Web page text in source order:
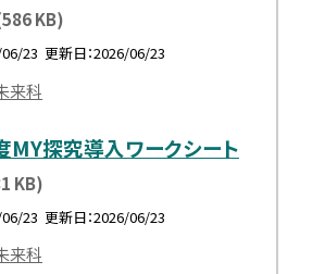
KB)
23 更新日 2026/06/23
来科
MY探究導入ワークシート
KB)
23 更新日 2026/06/23
来科